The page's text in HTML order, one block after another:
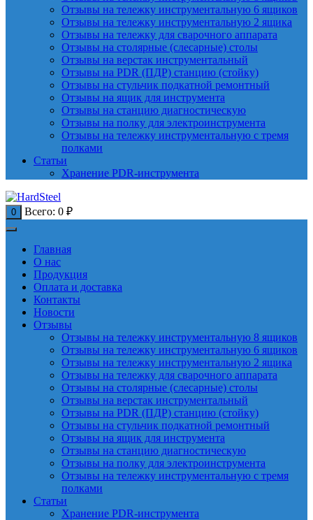
Отзывы на тележку инструментальную 6 ящиков
Отзывы на тележку инструментальную 2 ящика
Отзывы на тележку для сварочного аппарата
Отзывы на столярные (слесарные) столы
Отзывы на верстак инструментальный
Отзывы на PDR (ПДР) станцию (стойку)
Отзывы на стульчик подкатной ремонтный
Отзывы на ящик для инструмента
Отзывы на станцию диагностическую
Отзывы на полку для электроинструмента
Отзывы на тележку инструментальную с тремя
полками
Статьи
Хранение PDR-инструмента
0 Всего: 0 ₽
Главная
О нас
Продукция
Оплата и доставка
Контакты
Новости
Отзывы
Отзывы на тележку инструментальную 8 ящиков
Отзывы на тележку инструментальную 6 ящиков
Отзывы на тележку инструментальную 2 ящика
Отзывы на тележку для сварочного аппарата
Отзывы на столярные (слесарные) столы
Отзывы на верстак инструментальный
Отзывы на PDR (ПДР) станцию (стойку)
Отзывы на стульчик подкатной ремонтный
Отзывы на ящик для инструмента
Отзывы на станцию диагностическую
Отзывы на полку для электроинструмента
Отзывы на тележку инструментальную с тремя
полками
Статьи
Хранение PDR-инструмента